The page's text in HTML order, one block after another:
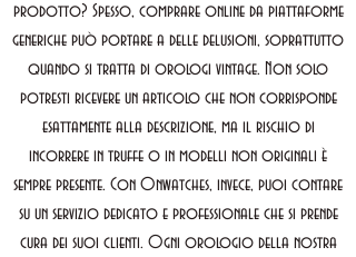
prodotto? Spesso, comprare online da piattaforme
generiche può portare a delle delusioni, soprattutto
quando si tratta di orologi vintage. Non solo
potresti ricevere un articolo che non corrisponde
esattamente alla descrizione, ma il rischio di
incorrere in truffe o in modelli non originali è
sempre presente. Con Onwatches, invece, puoi contare
su un servizio dedicato e professionale che si prende
cura dei suoi clienti. Ogni orologio della nostra